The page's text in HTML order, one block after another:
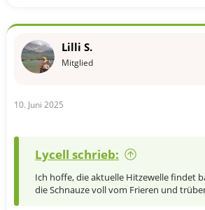
k
o
:
Lilli S.
Mitglied
10. Juni 2025
Lycell schrieb:
Ich hoffe, die aktuelle Hitzewelle findet
die Schnauze voll vom Frieren und